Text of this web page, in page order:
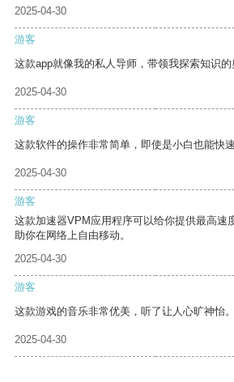
2025-04-30
游客
这款app就像我的私人导师，带领我探索知识的
2025-04-30
游客
这款软件的操作非常简单，即使是小白也能快速
2025-04-30
游客
这款加速器VPM应用程序可以给你提供最高速
助你在网络上自由移动。
2025-04-30
游客
这款游戏的音乐非常优美，听了让人心旷神怡。
2025-04-30